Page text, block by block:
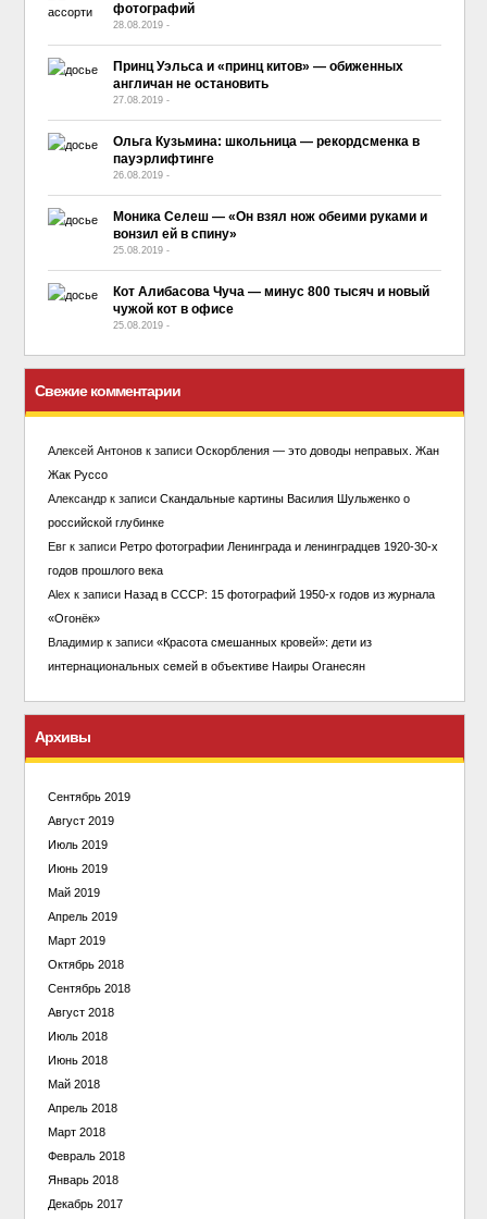
фотографий
28.08.2019 -
Принц Уэльса и «принц китов» — обиженных
англичан не остановить
27.08.2019 -
Ольга Кузьмина: школьница — рекордсменка в
пауэрлифтинге
26.08.2019 -
Моника Селеш — «Он взял нож обеими руками и
вонзил ей в спину»
25.08.2019 -
Кот Алибасова Чуча — минус 800 тысяч и новый
чужой кот в офисе
25.08.2019 -
Свежие комментарии
Алексей Антоновк записи Оскорбления — это доводы неправых. Жан
Жак Руссо
Александрк записи Скандальные картины Василия Шульженко о
российской глубинке
Евгк записи Ретро фотографии Ленинграда и ленинградцев 1920-30-х
годов прошлого века
Alexк записи Назад в СССР: 15 фотографий 1950-х годов из журнала
«Огонёк»
Владимирк записи «Красота смешанных кровей»: дети из
интернациональных семей в объективе Наиры Оганесян
Архивы
Сентябрь 2019
Август 2019
Июль 2019
Июнь 2019
Май 2019
Апрель 2019
Март 2019
Октябрь 2018
Сентябрь 2018
Август 2018
Июль 2018
Июнь 2018
Май 2018
Апрель 2018
Март 2018
Февраль 2018
Январь 2018
Декабрь 2017